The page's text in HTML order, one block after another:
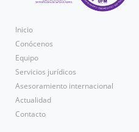
Inicio
Conócenos
Equipo
Servicios jurídicos
Asesoramiento internacional
Actualidad
Contacto